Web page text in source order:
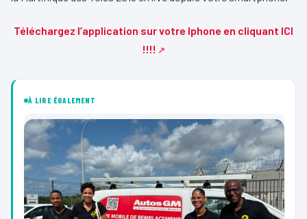
Téléchargez l’application sur votre Iphone en cliquant ICI
!!!!
À LIRE ÉGALEMENT